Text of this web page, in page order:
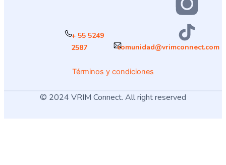
+ 55 5249
2587
comunidad@vrimconnect.com
Términos y condiciones
© 2024 VRIM Connect. All right reserved